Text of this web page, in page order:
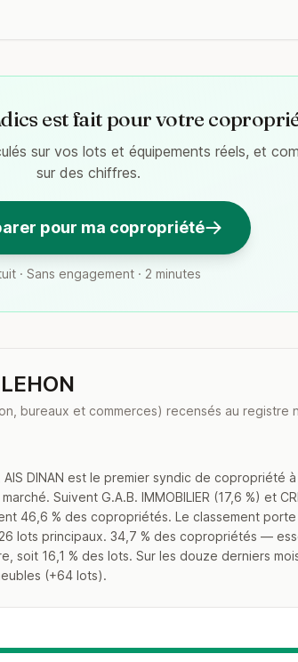
est fait pour votre
sur vos lots et équipements réels, et
sur des chiffres.
pour ma copropriété
· Sans engagement · 2 minutes
bureaux et commerces) recensés au registre
DINAN est le premier syndic de copropriété à
Suivent G.A.B. IMMOBILIER (17,6 %) et
46,6 % des copropriétés. Le classement
lots principaux. 34,7 % des copropriétés —
soit 16,1 % des lots. Sur les douze derniers
(+64 lots).